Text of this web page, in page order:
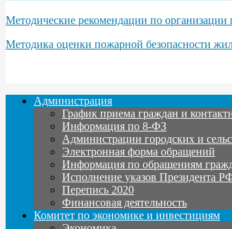
Методические рекомендации по
Методика оценки пожарной безопасности
Администрация
График приема граждан и
Информация по 8-ФЗ
Администрации городских и
Электронная форма обращений
Информация по обращениям
Исполнение указов Президента
Перепись 2020
Финансовая деятельность
Комитет по экономике и инвестициям